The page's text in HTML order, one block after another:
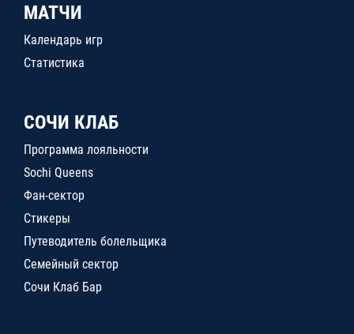
МАТЧИ
Календарь игр
Статистика
СОЧИ КЛАБ
Программа лояльности
Sochi Queens
Фан-сектор
Стикеры
Путеводитель болельщика
Семейный сектор
Сочи Клаб Бар